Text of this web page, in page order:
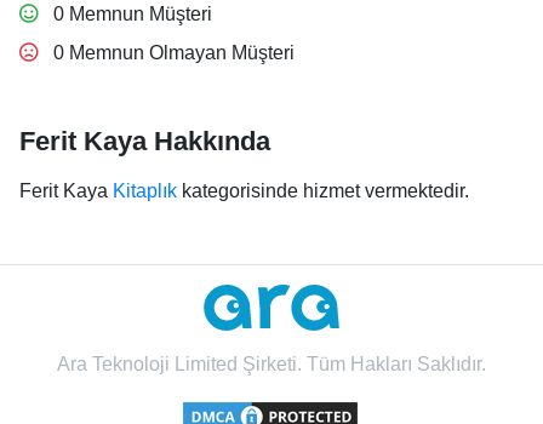
0 Memnun Müşteri
0 Memnun Olmayan Müşteri
Ferit Kaya Hakkında
Ferit Kaya Kitaplık kategorisinde hizmet vermektedir.
Ara Teknoloji Limited Şirketi. Tüm Hakları Saklıdır.